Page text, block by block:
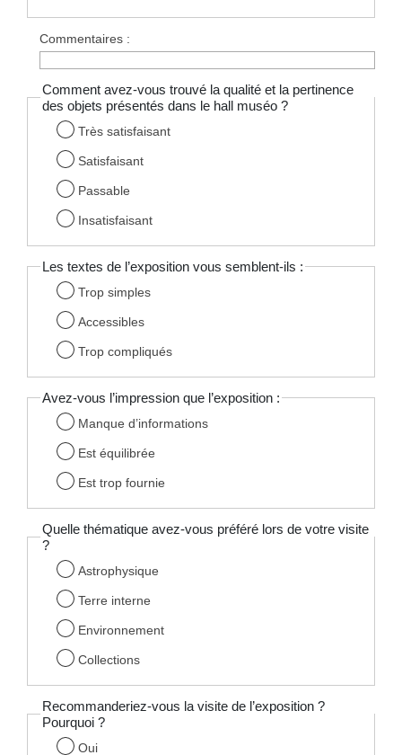
Commentaires :
Comment avez-vous trouvé la qualité et la pertinence
des objets présentés dans le hall muséo ?
Très satisfaisant
Satisfaisant
Passable
Insatisfaisant
Les textes de l’exposition vous semblent-ils :
Trop simples
Accessibles
Trop compliqués
Avez-vous l’impression que l’exposition :
Manque d’informations
Est équilibrée
Est trop fournie
Quelle thématique avez-vous préféré lors de votre visite
?
Astrophysique
Terre interne
Environnement
Collections
Recommanderiez-vous la visite de l’exposition ?
Pourquoi ?
Oui